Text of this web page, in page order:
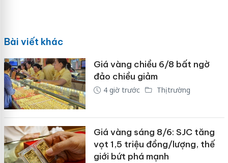
Bài viết khác
Giá vàng chiều 6/8 bất ngờ
đảo chiều giảm
4 giờ trước Thị trường
Giá vàng sáng 8/6: SJC tăng
vọt 1,5 triệu đồng/lượng, thế
giới bứt phá mạnh